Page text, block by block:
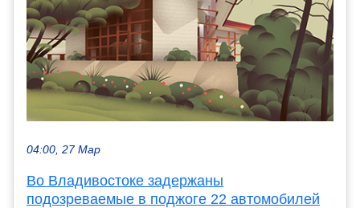
04:00, 27 Мар
Во Владивостоке задержаны
подозреваемые в поджоге 22 автомобилей